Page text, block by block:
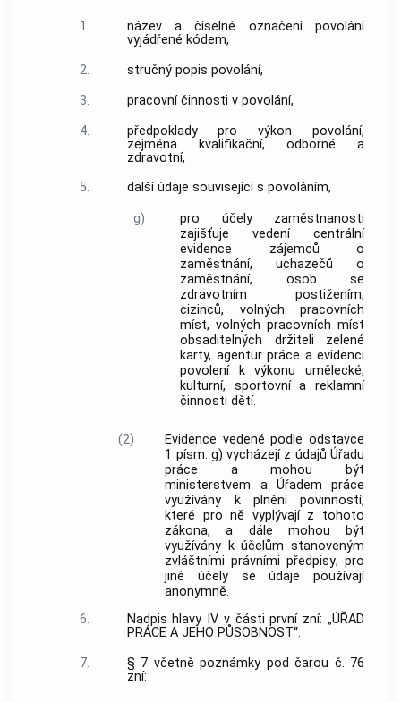
1.
název a číselné označení povolání
vyjádřené kódem,
2.
stručný popis povolání,
3.
pracovní činnosti v povolání,
4.
předpoklady pro výkon povolání,
zejména kvalifikační, odborné a
zdravotní,
5.
další údaje související s povoláním,
g)
pro účely zaměstnanosti
zajišťuje vedení centrální
evidence zájemců o
zaměstnání, uchazečů o
zaměstnání, osob se
zdravotním postižením,
cizinců, volných pracovních
míst, volných pracovních míst
obsaditelných držiteli zelené
karty, agentur práce a evidenci
povolení k výkonu umělecké,
kulturní, sportovní a reklamní
činnosti dětí.
(2)
Evidence vedené podle odstavce
1 písm. g) vycházejí z údajů Úřadu
práce a mohou být
ministerstvem a Úřadem práce
využívány k plnění povinností,
které pro ně vyplývají z tohoto
zákona, a dále mohou být
využívány k účelům stanoveným
zvláštními právními předpisy; pro
jiné účely se údaje používají
anonymně.
6.
Nadpis hlavy IV v části první zní: „ÚŘAD
PRÁCE A JEHO PŮSOBNOST“.
7.
§ 7 včetně poznámky pod čarou č. 76
zní: